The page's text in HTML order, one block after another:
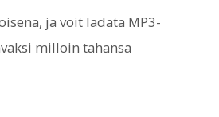
ja voit ladata MP3-
milloin tahansa